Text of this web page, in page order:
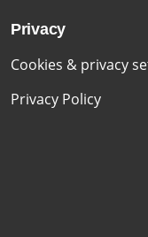
Privacy
Cookies & privacy
Privacy Policy